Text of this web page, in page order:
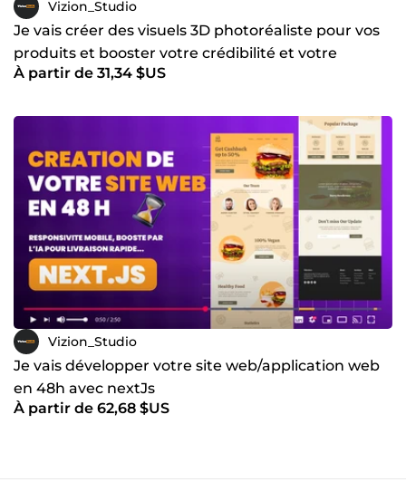
Vizion_Studio
Je vais créer des visuels 3D photoréaliste pour vos
produits et booster votre crédibilité et votre
marketing
À partir de 31,34 $US
Vizion_Studio
Je vais développer votre site web/application web
en 48h avec nextJs
À partir de 62,68 $US